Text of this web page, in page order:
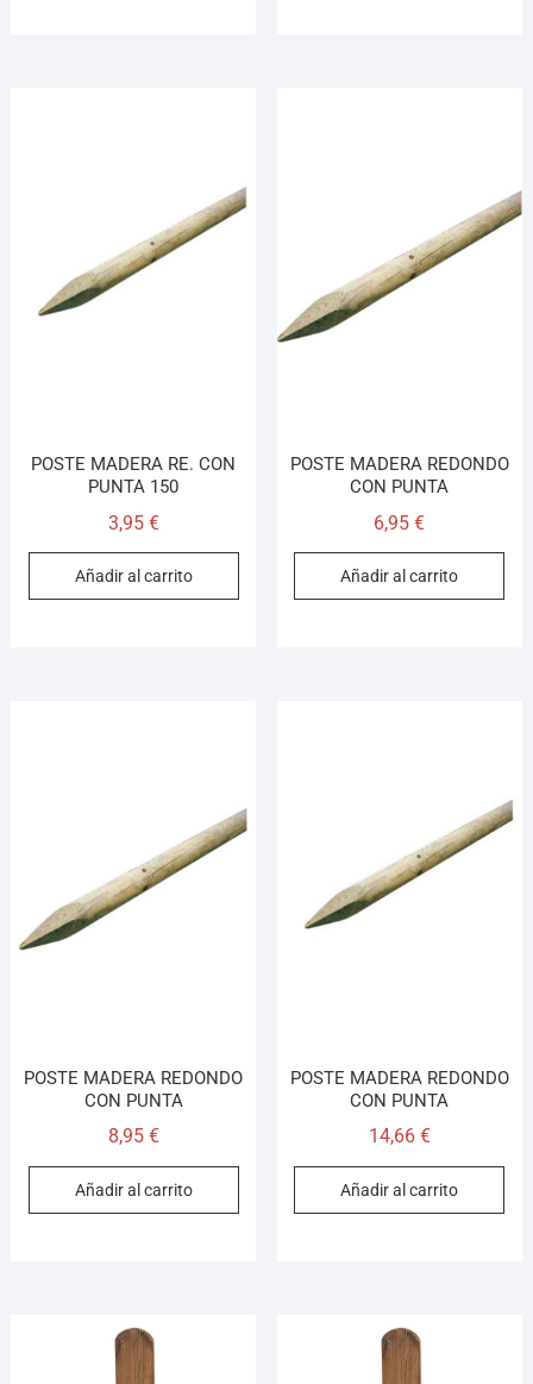
POSTE MADERA RE. CON
PUNTA 150
3,95 €
Añadir al carrito
POSTE MADERA REDONDO
CON PUNTA
6,95€
Añadir al carrito
POSTE MADERA REDONDO
CON PUNTA
8,95 €
Añadir al carrito
POSTE MADERA REDONDO
CON PUNTA
14,66 €
Añadir al carrito